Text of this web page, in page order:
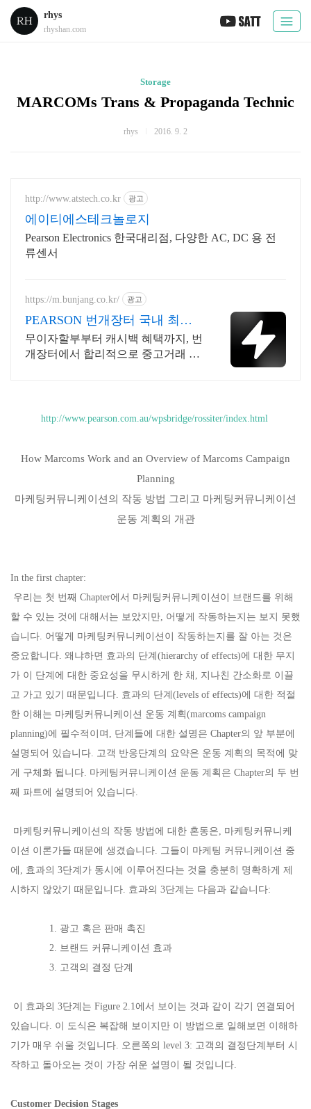
rhys
rhyshan.com
Storage
MARCOMs Trans & Propaganda Technic
rhys 2016. 9. 2
http://www.atstech.co.kr 광고
에이티에스테크놀로지
Pearson Electronics 한국대리점, 다양한 AC, DC 용 전
류센서
https://m.bunjang.co.kr/ 광고
PEARSON 번개장터 국내 최대
브랜드 중고거래
무이자할부부터 캐시백 혜택까지, 번
개장터에서 합리적으로 중고거래 하
http://www.pearson.com.au/wpsbridge/rossiter/index.html
How Marcoms Work and an Overview of Marcoms Campaign
Planning
마케팅커뮤니케이션의 작동 방법 그리고 마케팅커뮤니케이션
운동 계획의 개관
In the first chapter:
우리는 첫 번째 Chapter에서 마케팅커뮤니케이션이 브랜드를 위해
할 수 있는 것에 대해서는 보았지만, 어떻게 작동하는지는 보지 못했
습니다. 어떻게 마케팅커뮤니케이션이 작동하는지를 잘 아는 것은
중요합니다. 왜냐하면 효과의 단계(hierarchy of effects)에 대한 무지
가 이 단계에 대한 중요성을 무시하게 한 채, 지나친 간소화로 이끌
고 가고 있기 때문입니다. 효과의 단계(levels of effects)에 대한 적절
한 이해는 마케팅커뮤니케이션 운동 계획(marcoms campaign
planning)에 필수적이며, 단계들에 대한 설명은 Chapter의 앞 부분에
설명되어 있습니다. 고객 반응단계의 요약은 운동 계획의 목적에 맞
게 구체화 됩니다. 마케팅커뮤니케이션 운동 계획은 Chapter의 두 번
째 파트에 설명되어 있습니다.
마케팅커뮤니케이션의 작동 방법에 대한 혼동은, 마케팅커뮤니케
이션 이론가들 때문에 생겼습니다. 그들이 마케팅 커뮤니케이션 중
에, 효과의 3단계가 동시에 이루어진다는 것을 충분히 명확하게 제
시하지 않았기 때문입니다. 효과의 3단계는 다음과 같습니다:
1. 광고 혹은 판매 촉진
2. 브랜드 커뮤니케이션 효과
3. 고객의 결정 단계
이 효과의 3단계는 Figure 2.1에서 보이는 것과 같이 각기 연결되어
있습니다. 이 도식은 복잡해 보이지만 이 방법으로 일해보면 이해하
기가 매우 쉬울 것입니다. 오른쪽의 level 3: 고객의 결정단계부터 시
작하고 돌아오는 것이 가장 쉬운 설명이 될 것입니다.
Customer Decision Stages